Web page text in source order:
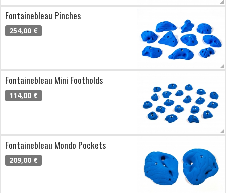
Fontainebleau Pinches
254,00 €
Fontainebleau Mini Footholds
114,00 €
Fontainebleau Mondo Pockets
209,00 €